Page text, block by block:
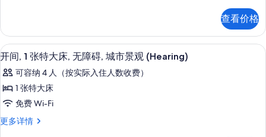
照
片
大
床,
无
障
碍
(Mobility
&
Hearing,
特
大
床,
障
碍
(Mobility
&
Hearing,
Roll-
查看价格
显
示
开
间,
张
4
开间, 1 张特大床, 无障碍, 城市景观 (Hearing)
可容纳 4 人（按实际入住人数收费）
1 张特大床
免费 Wi-Fi
更多详情
开